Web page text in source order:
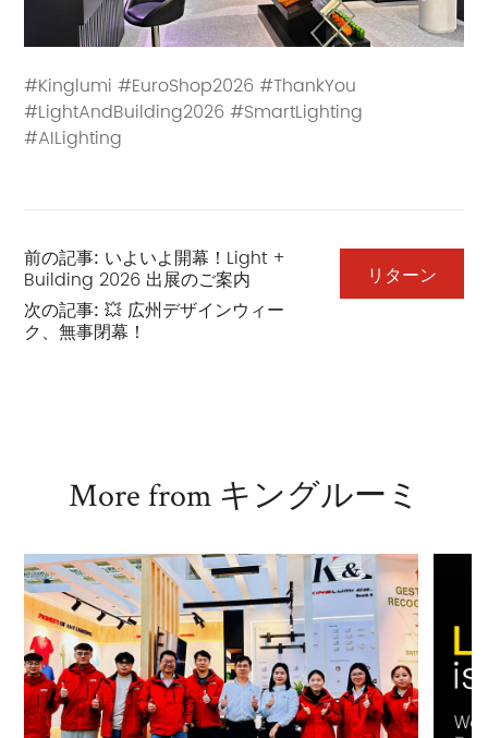
#Kinglumi #EuroShop2026 #ThankYou
#LightAndBuilding2026 #SmartLighting
#AILighting
前の記事: いよいよ開幕！Light +
Building 2026 出展のご案内
次の記事: 💥 広州デザインウィー
ク、無事閉幕！
リターン
More from キングルーミ